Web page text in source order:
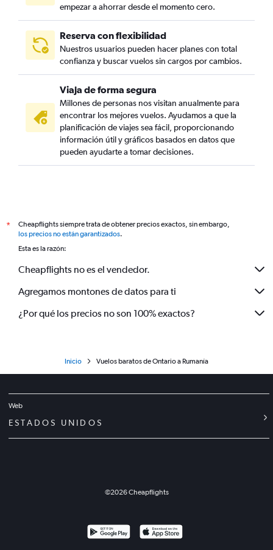
empezar a ahorrar desde el momento cero.
Reserva con flexibilidad
Nuestros usuarios pueden hacer planes con total
confianza y buscar vuelos sin cargos por cambios.
Viaja de forma segura
Millones de personas nos visitan anualmente para
encontrar los mejores vuelos. Ayudamos a que la
planificación de viajes sea fácil, proporcionando
información útil y gráficos basados en datos que
pueden ayudarte a tomar decisiones.
*
Cheapflights siempre trata de obtener precios exactos, sin embargo,
los precios no están garantizados.
Esta es la razón:
Cheapflights no es el vendedor.
Agregamos montones de datos para ti
¿Por qué los precios no son 100% exactos?
Inicio Vuelos baratos de Ontario a Rumanía
Web
ESTADOS UNIDOS
©2026Cheapflights